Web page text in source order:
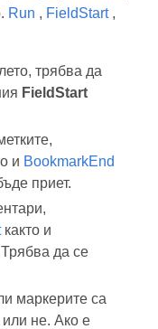
Run , FieldStart,
трябва да
FieldStart
и BookmarkEnd
приет.
както и
Трябва да се
маркерите са
или не. Ако е